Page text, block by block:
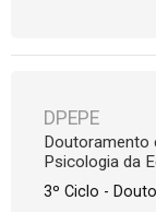
DPEPE
Doutoramento
Psicologia da
3º Ciclo -